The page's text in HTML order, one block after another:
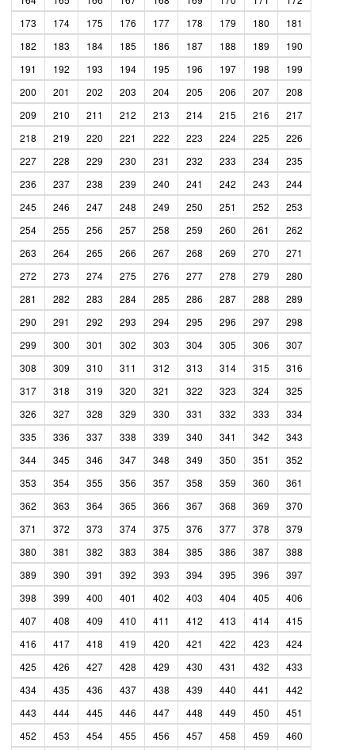
173
174 175 176 177 178 179 180
181
182
183 184 185 186 187 188 189
190
191
192 193 194 195 196 197 198
199
200
201 202 203 204 205 206 207
208
209
210 211 212 213 214 215 216
217
218
219 220 221 222 223 224 225
226
227
228 229 230 231 232 233 234
235
236
237 238 239 240 241 242 243
244
245
246 247 248 249 250 251 252
253
254
255 256 257 258 259 260 261
262
263
264 265 266 267 268 269 270
271
272
273 274 275 276 277 278 279
280
281
282 283 284 285 286 287 288
289
290
291 292 293 294 295 296 297
298
299
300 301 302 303 304 305 306
307
308
309 310 311 312 313 314 315
316
317
318 319 320 321 322 323 324
325
326
327 328 329 330 331 332 333
334
335
336 337 338 339 340 341 342
343
344
345 346 347 348 349 350 351
352
353
354 355 356 357 358 359 360
361
362
363 364 365 366 367 368 369
370
371
372 373 374 375 376 377 378
379
380
381 382 383 384 385 386 387
388
389
390 391 392 393 394 395 396
397
398
399 400 401 402 403 404 405
406
407
408 409 410 411 412 413 414
415
416
417 418 419 420 421 422 423
424
425
426 427 428 429 430 431 432
433
434
435 436 437 438 439 440 441
442
443
444 445 446 447 448 449 450
451
452
453 454 455 456 457 458 459
460